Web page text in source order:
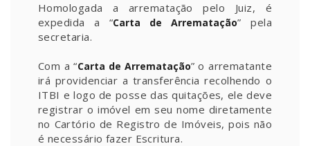
Homologada a arrematação pelo Juiz, é
expedida a “Carta de Arrematação” pela
secretaria.
Com a “Carta de Arrematação” o arrematante
irá providenciar a transferência recolhendo o
ITBI e logo de posse das quitações, ele deve
registrar o imóvel em seu nome diretamente
no Cartório de Registro de Imóveis, pois não
é necessário fazer Escritura.